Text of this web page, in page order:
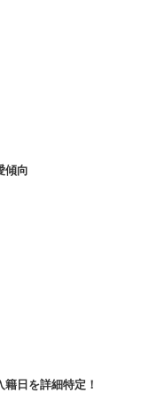
傾向
日を詳細特定！